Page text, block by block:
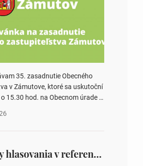
35. zasadnutie Obecného
v Zámutove, ktoré sa uskutoční
15.30 hod. na Obecnom úrade v
návrhovej komisie a
počtu poslancov obecných
v nich 4. Schválenie odpredaja
Výsledky hlasovania v referende 2026